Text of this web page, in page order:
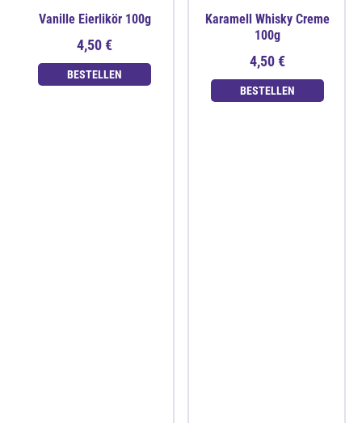
Vanille Eierlikör 100g
4,50 €
BESTELLEN
Karamell Whisky Creme
100g
4,50 €
BESTELLEN